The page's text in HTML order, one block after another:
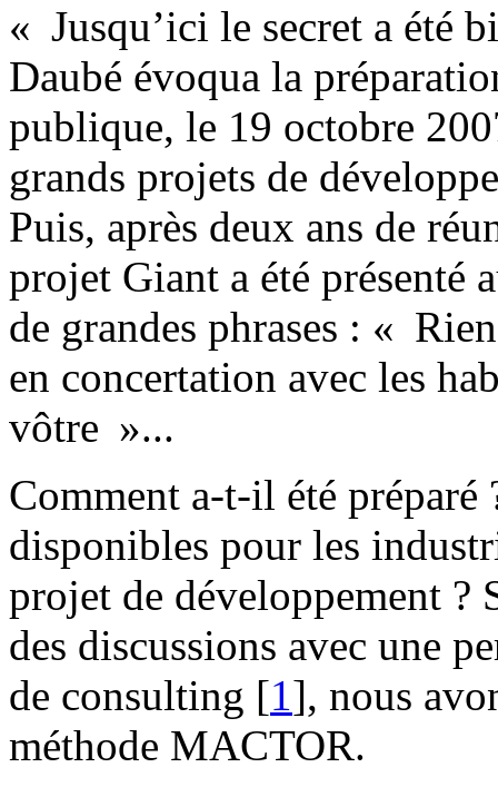
« Jusqu’ici le secret a été
Daubé évoqua la
publique, le 19 octobre
grands projets de
Puis, après deux ans de
projet Giant a été présenté
de grandes phrases : «
en concertation avec les
vôtre »...
Comment a-t-il été préparé
disponibles pour les
projet de développement ?
des discussions avec une
de consulting [1], nous
méthode MACTOR.